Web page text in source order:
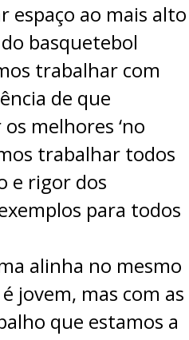
espaço ao mais alto
basquetebol
trabalhar com
de que
melhores ‘no
trabalhar todos
e rigor dos
para todos
alinha no mesmo
jovem, mas com as
que estamos a